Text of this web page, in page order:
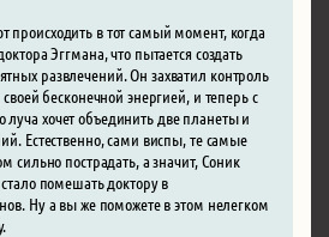
в тот самый момент, когда
Эггмана, что пытается создать
развлечений. Он захватил контроль
бесконечной энергией, и теперь с
хочет объединить две планеты и
Естественно, сами виспы, те самые
сильно пострадать, а значит, Соник
помешать доктору в
Ну а вы же поможете в этом нелегком